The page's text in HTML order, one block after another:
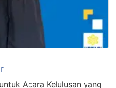
Acara Kelulusan yang